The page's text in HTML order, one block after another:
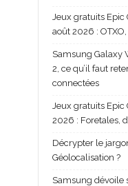
Jeux gratuits
août 2026 :
Samsung Galaxy
2, ce qu’il faut
connectées
Jeux gratuits
2026 : Foretales,
Décrypter le
Géolocalisation ?
Samsung dévoile